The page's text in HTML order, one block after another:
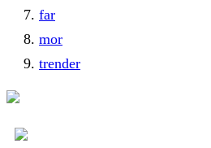
far
mor
trender